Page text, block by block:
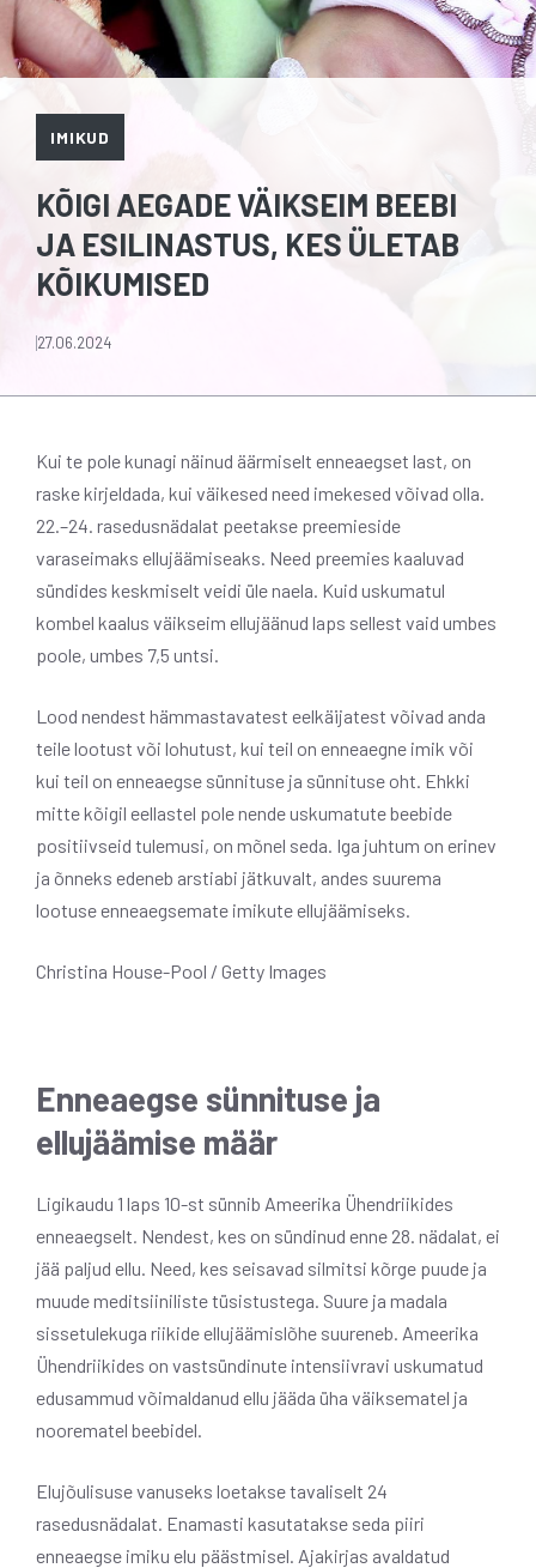
IMIKUD
KÕIGI AEGADE VÄIKSEIM BEEBI
JA ESILINASTUS, KES ÜLETAB
KÕIKUMISED
27.06.2024
Kui te pole kunagi näinud äärmiselt enneaegset last, on
raske kirjeldada, kui väikesed need imekesed võivad olla.
22.–24. rasedusnädalat peetakse preemieside
varaseimaks ellujäämiseaks. Need preemies kaaluvad
sündides keskmiselt veidi üle naela. Kuid uskumatul
kombel kaalus väikseim ellujäänud laps sellest vaid umbes
poole, umbes 7,5 untsi.
Lood nendest hämmastavatest eelkäijatest võivad anda
teile lootust või lohutust, kui teil on enneaegne imik või
kui teil on enneaegse sünnituse ja sünnituse oht. Ehkki
mitte kõigil eellastel pole nende uskumatute beebide
positiivseid tulemusi, on mõnel seda. Iga juhtum on erinev
ja õnneks edeneb arstiabi jätkuvalt, andes suurema
lootuse enneaegsemate imikute ellujäämiseks.
Christina House-Pool / Getty Images
Enneaegse sünnituse ja
ellujäämise määr
Ligikaudu 1 laps 10-st sünnib Ameerika Ühendriikides
enneaegselt Nendest, kes on sündinud enne 28. nädalat, ei
jää paljud ellu. Need, kes seisavad silmitsi kõrge puude ja
muude meditsiiniliste tüsistustega. Suure ja madala
sissetulekuga riikide ellujäämislõhe suureneb. Ameerika
Ühendriikides on vastsündinute intensiivravi uskumatud
edusammud võimaldanud ellu jääda üha väiksematel ja
noorematel beebidel.
Elujõulisuse vanuseks loetakse tavaliselt 24
rasedusnädalat. Enamasti kasutatakse seda piiri
enneaegse imiku elu päästmisel. Ajakirjas avaldatud